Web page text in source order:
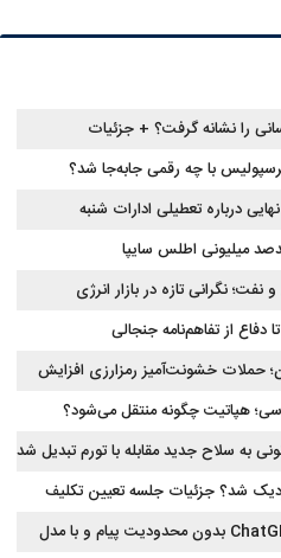
را نشانه گرفت؟ + جزئیات
پرسپولیس با چه رقمی جابه‌جا شد؟
درباره تعطیلی ادارات شنبه
میلیونی اطلس سایپا
نگرانی تازه در بازار انرژی
از تفاهم‌نامه جنجالی
حملات خشونت‌آمیز رمزارزی افزایش
هپاتیت چگونه منتقل می‌شود؟
به سلاح جدید مقابله با تورم تبدیل شد
شد؟ جزئیات جلسه تعیین تکلیف
هدیه بزرگ OpenAI به کاربران؛ ChatGPT بدون محدودیت پیام و با مدل